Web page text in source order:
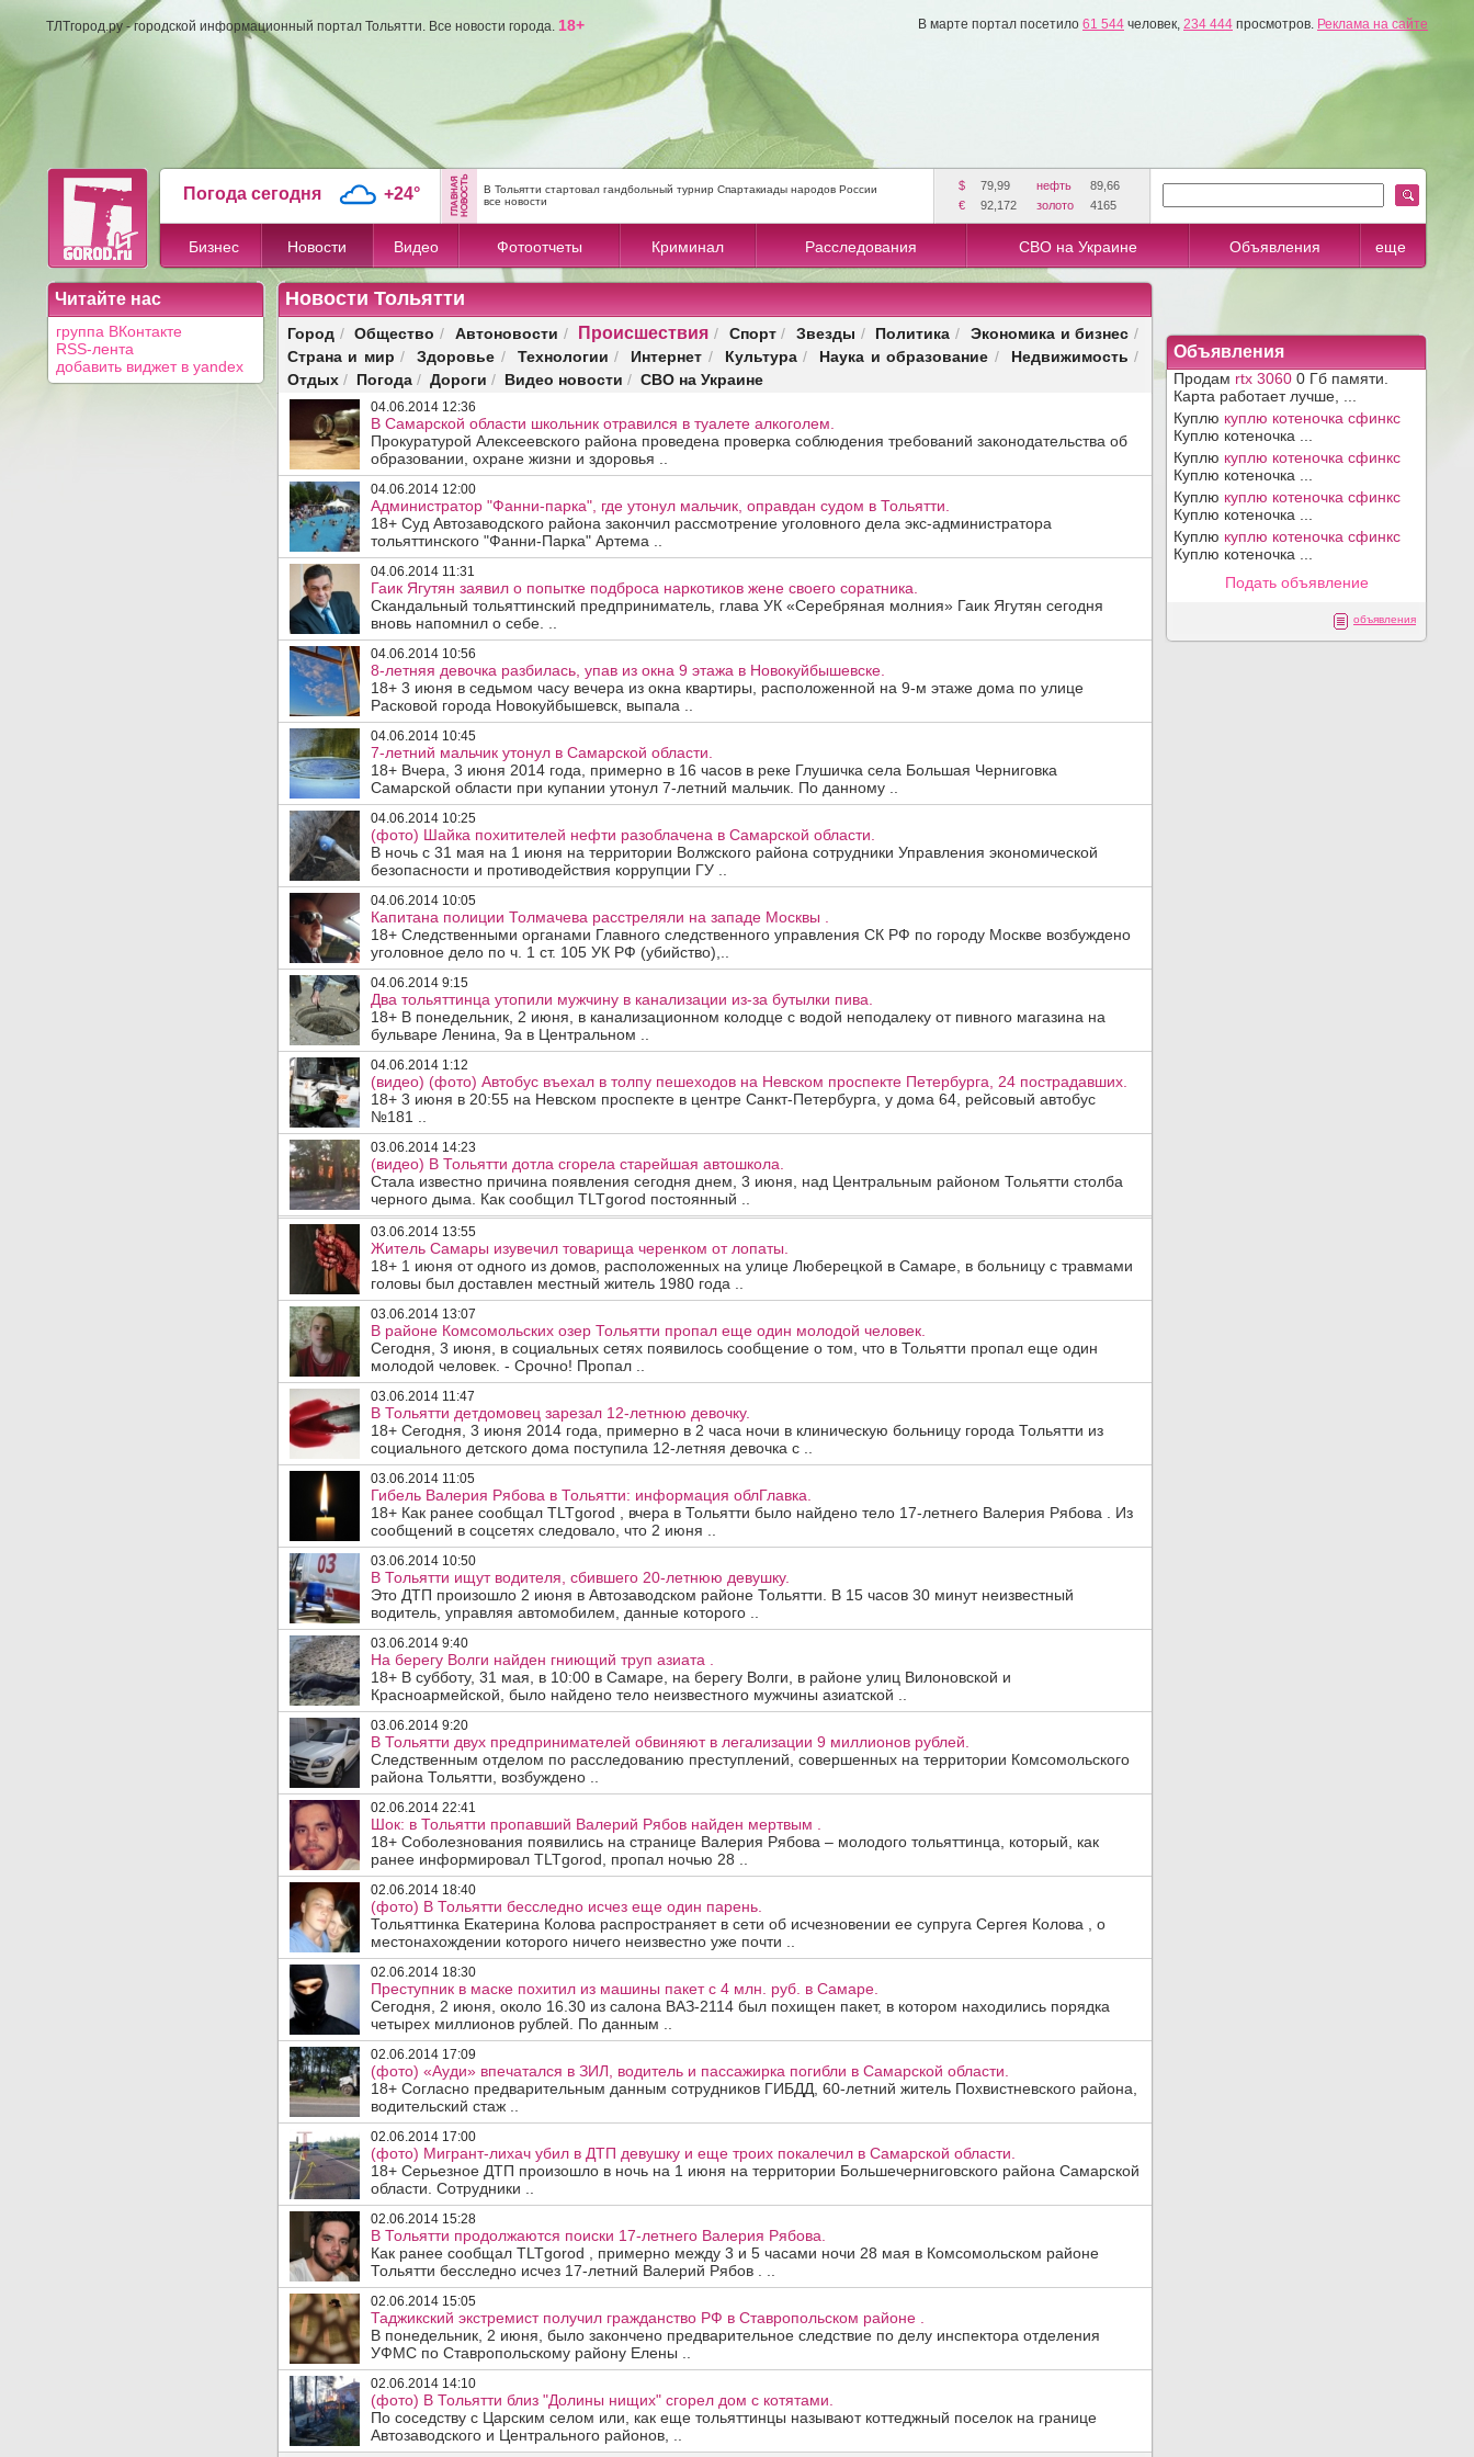
ТЛТгород.ру - городской информационный портал Тольятти. Все новости города. 18+ В марте портал посетило 61 544 человек, 234 444 просмотров. Реклама на сайте
Погода сегодня +24°
В Тольятти стартовал гандбольный турнир Спартакиады народов России
все новости
$ 79,99 нефть
89,66
€
92,172 золото 4165
Бизнес Новости Видео Фотоотчеты Криминал Расследования СВО на Украине Объявления еще
Читайте нас
группа ВКонтакте
RSS-лента
добавить виджет в yandex
Новости Тольятти
Город / Общество / Автоновости / Происшествия / Спорт/ Звезды / Политика / Экономика и бизнес /
Страна и мир / Здоровье / Технологии / Интернет / Культура/ Наука и образование / Недвижимость /
Отдых / Погода / Дороги / Видео новости / СВО на Украине
04.06.2014 12:36
В Самарской области школьник отравился в туалете алкоголем.
Прокуратурой Алексеевского района проведена проверка соблюдения требований законодательства об
образовании, охране жизни и здоровья ..
04.06.2014 12:00
Администратор "Фанни-парка", где утонул мальчик, оправдан судом в Тольятти.
18+ Суд Автозаводского района закончил рассмотрение уголовного дела экс-администратора
тольяттинского "Фанни-Парка" Артема ..
04.06.2014 11:31
Гаик Ягутян заявил о попытке подброса наркотиков жене своего соратника.
Скандальный тольяттинский предприниматель, глава УК «Серебряная молния» Гаик Ягутян сегодня
вновь напомнил о себе. ..
04.06.2014 10:56
8-летняя девочка разбилась, упав из окна 9 этажа в Новокуйбышевске.
18+ 3 июня в седьмом часу вечера из окна квартиры, расположенной на 9-м этаже дома по улице
Расковой города Новокуйбышевск, выпала ..
04.06.2014 10:45
7-летний мальчик утонул в Самарской области.
18+ Вчера, 3 июня 2014 года, примерно в 16 часов в реке Глушичка села Большая Черниговка
Самарской области при купании утонул 7-летний мальчик. По данному ..
04.06.2014 10:25
(фото) Шайка похитителей нефти разоблачена в Самарской области.
В ночь с 31 мая на 1 июня на территории Волжского района сотрудники Управления экономической
безопасности и противодействия коррупции ГУ ..
04.06.2014 10:05
Капитана полиции Толмачева расстреляли на западе Москвы .
18+ Следственными органами Главного следственного управления СК РФ по городу Москве возбуждено
уголовное дело по ч. 1 ст. 105 УК РФ (убийство),..
04.06.2014 9:15
Два тольяттинца утопили мужчину в канализации из-за бутылки пива.
18+ В понедельник, 2 июня, в канализационном колодце с водой неподалеку от пивного магазина на
бульваре Ленина, 9а в Центральном ..
04.06.2014 1:12
(видео) (фото) Автобус въехал в толпу пешеходов на Невском проспекте Петербурга, 24 пострадавших.
18+ 3 июня в 20:55 на Невском проспекте в центре Санкт-Петербурга, у дома 64, рейсовый автобус
№181 ..
03.06.2014 14:23
(видео) В Тольятти дотла сгорела старейшая автошкола.
Стала известно причина появления сегодня днем, 3 июня, над Центральным районом Тольятти столба
черного дыма. Как сообщил TLTgorod постоянный ..
03.06.2014 13:55
Житель Самары изувечил товарища черенком от лопаты.
18+ 1 июня от одного из домов, расположенных на улице Люберецкой в Самаре, в больницу с травмами
головы был доставлен местный житель 1980 года ..
03.06.2014 13:07
В районе Комсомольских озер Тольятти пропал еще один молодой человек.
Сегодня, 3 июня, в социальных сетях появилось сообщение о том, что в Тольятти пропал еще один
молодой человек. - Срочно! Пропал ..
03.06.2014 11:47
В Тольятти детдомовец зарезал 12-летнюю девочку.
18+ Сегодня, 3 июня 2014 года, примерно в 2 часа ночи в клиническую больницу города Тольятти из
социального детского дома поступила 12-летняя девочка с ..
03.06.2014 11:05
Гибель Валерия Рябова в Тольятти: информация облГлавка.
18+ Как ранее сообщал TLTgorod , вчера в Тольятти было найдено тело 17-летнего Валерия Рябова . Из
сообщений в соцсетях следовало, что 2 июня ..
03.06.2014 10:50
В Тольятти ищут водителя, сбившего 20-летнюю девушку.
Это ДТП произошло 2 июня в Автозаводском районе Тольятти. В 15 часов 30 минут неизвестный
водитель, управляя автомобилем, данные которого ..
03.06.2014 9:40
На берегу Волги найден гниющий труп азиата .
18+ В субботу, 31 мая, в 10:00 в Самаре, на берегу Волги, в районе улиц Вилоновской и
Красноармейской, было найдено тело неизвестного мужчины азиатской ..
03.06.2014 9:20
В Тольятти двух предпринимателей обвиняют в легализации 9 миллионов рублей.
Следственным отделом по расследованию преступлений, совершенных на территории Комсомольского
района Тольятти, возбуждено ..
02.06.2014 22:41
Шок: в Тольятти пропавший Валерий Рябов найден мертвым .
18+ Соболезнования появились на странице Валерия Рябова – молодого тольяттинца, который, как
ранее информировал TLTgorod, пропал ночью 28 ..
02.06.2014 18:40
(фото) В Тольятти бесследно исчез еще один парень.
Тольяттинка Екатерина Колова распространяет в сети об исчезновении ее супруга Сергея Колова , о
местонахождении которого ничего неизвестно уже почти ..
02.06.2014 18:30
Преступник в маске похитил из машины пакет с 4 млн. руб. в Самаре.
Сегодня, 2 июня, около 16.30 из салона ВАЗ-2114 был похищен пакет, в котором находились порядка
четырех миллионов рублей. По данным ..
02.06.2014 17:09
(фото) «Ауди» впечатался в ЗИЛ, водитель и пассажирка погибли в Самарской области.
18+ Согласно предварительным данным сотрудников ГИБДД, 60-летний житель Похвистневского района,
водительский стаж ..
02.06.2014 17:00
(фото) Мигрант-лихач убил в ДТП девушку и еще троих покалечил в Самарской области.
18+ Серьезное ДТП произошло в ночь на 1 июня на территории Большечерниговского района Самарской
области. Сотрудники ..
02.06.2014 15:28
В Тольятти продолжаются поиски 17-летнего Валерия Рябова.
Как ранее сообщал TLTgorod , примерно между 3 и 5 часами ночи 28 мая в Комсомольском районе
Тольятти бесследно исчез 17-летний Валерий Рябов . ..
02.06.2014 15:05
Таджикский экстремист получил гражданство РФ в Ставропольском районе .
В понедельник, 2 июня, было закончено предварительное следствие по делу инспектора отделения
УФМС по Ставропольскому району Елены ..
02.06.2014 14:10
(фото) В Тольятти близ "Долины нищих" сгорел дом с котятами.
По соседству с Царским селом или, как еще тольяттинцы называют коттеджный поселок на границе
Автозаводского и Центрального районов, ..
Объявления
Продам rtx 3060 0 Гб памяти.
Карта работает лучше, ...
Куплю куплю котеночка сфинкс
Куплю котеночка ...
Куплю куплю котеночка сфинкс
Куплю котеночка ...
Куплю куплю котеночка сфинкс
Куплю котеночка ...
Куплю куплю котеночка сфинкс
Куплю котеночка ...
Подать объявление
объявления